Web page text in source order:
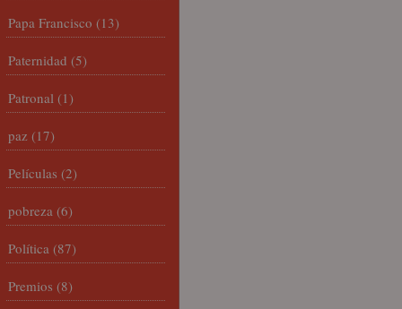
Papa Francisco (13)
Paternidad (5)
Patronal (1)
paz (17)
Películas (2)
pobreza (6)
Política (87)
Premios (8)